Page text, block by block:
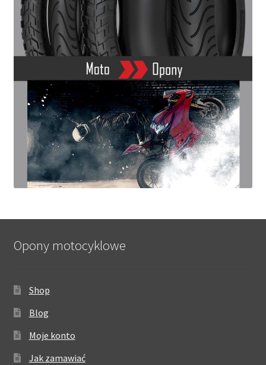
Opony motocyklowe
Shop
Blog
Moje konto
Jak zamawiać